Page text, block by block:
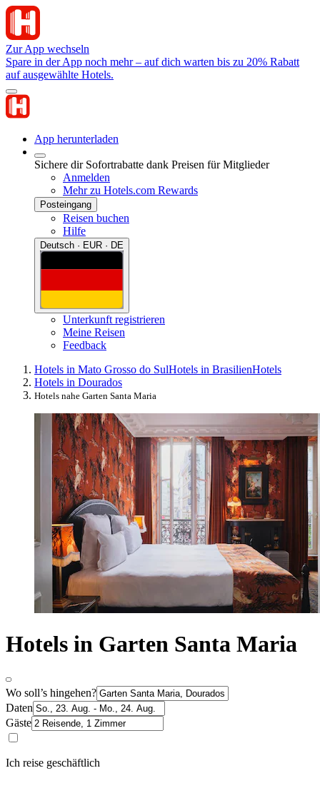
Zur App wechseln
Spare in der App noch mehr – auf dich warten bis zu 20% Rabatt
auf ausgewählte Hotels.
App herunterladen
Sichere dir Sofortrabatte dank Preisen für Mitglieder
Anmelden
Mehr zu Hotels.com Rewards
Posteingang
Reisen buchen
Hilfe
Deutsch · EUR · DE
Unterkunft registrieren
Meine Reisen
Feedback
Hotels in Mato Grosso do SulHotels in BrasilienHotels
Hotels in Dourados
Hotels nahe Garten Santa Maria
Hotels in Garten Santa Maria
Wo soll’s hingehen?
Daten
Gäste
Ich reise geschäftlich